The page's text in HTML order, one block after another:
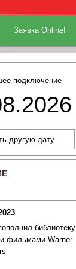
Заявка Online!
подключение
библиотеку
фильмами Warner